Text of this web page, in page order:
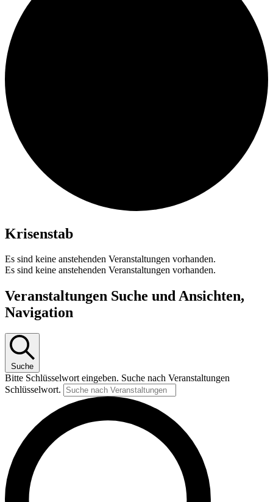
Krisenstab
Es sind keine anstehenden Veranstaltungen vorhanden.
Es sind keine anstehenden Veranstaltungen vorhanden.
Veranstaltungen Suche und Ansichten,
Navigation
Suche
Bitte Schlüsselwort eingeben. Suche nach Veranstaltungen
Schlüsselwort.